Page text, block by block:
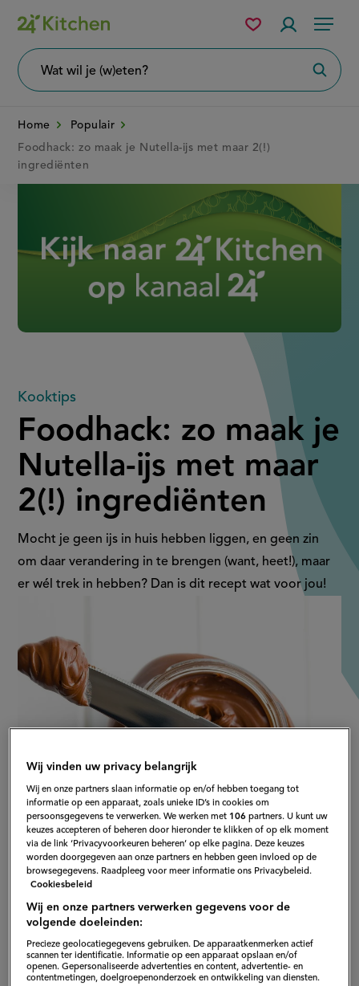
Overslaan
en
naar
gaan
Menu
wil
Mijn
bewaarde
Home
Populair
Foodhack: zo maak je Nutella-ijs met maar 2(!)
ingrediënten
Foodhack:
zo
maak
je
Nutella-
ijs
maar
2(!)
ingrediënten
Kooktips
Foodhack: zo maak je
Nutella-ijs met maar
2(!) ingrediënten
Mocht je geen ijs in huis hebben liggen, en geen zin
om daar verandering in te brengen (want, heet!), maar
er wél trek in hebben? Dan is dit recept wat voor jou!
Zodra de bodem van de Nutella zichtbaar is, kun je dit
eenvoudige ijsje zelf maken. Het enige wat je nodig
Wij vinden uw privacy belangrijk
Wij en onze partners slaan informatie op en/of hebben toegang tot
informatie op een apparaat, zoals unieke ID’s in cookies om
persoonsgegevens te verwerken. We werken met 106 partners. U kunt uw
keuzes accepteren of beheren door hieronder te klikken of op elk moment
via de link ‘Privacyvoorkeuren beheren’ op elke pagina. Deze keuzes
worden doorgegeven aan onze partners en hebben geen invloed op de
browsegegevens. Raadpleeg voor meer informatie ons Privacybeleid.
Cookiesbeleid
Wij en onze partners verwerken gegevens voor de
volgende doeleinden:
Precieze geolocatiegegevens gebruiken. De apparaatkenmerken actief
scannen ter identificatie. Informatie op een apparaat opslaan en/of
openen. Gepersonaliseerde advertenties en content, advertentie- en
contentmetingen, doelgroepenonderzoek en ontwikkeling van diensten.